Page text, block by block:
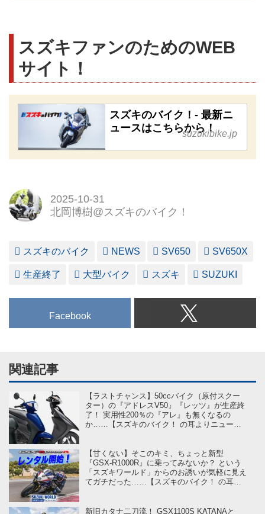
スズキファンのためのWEB
サイト！
スズキのバイク！- 最新ニ
ュースはこちらから！
suzukibike.jp
2025-10-31
北岡博樹@スズキのバイク！
スズキのバイク NEWS SV650 SV650X
生産終了 大型バイク スズキ SUZUKI
Facebook
関連記事
【ラストチャンス】50ccバイク（原付スクー
ター）の『アドレスV50』『レッツ』が生産終
了！ 実用性200％の『アレ』も無くなるの
か……【スズキのバイク！ の耳よりニュー
【甘くない】そこのキミ、ちょっと新型
『GSX-R1000R』に乗ってみないか？ という
「スズキワールド」からのお誘いが気軽に見え
てガチだった……【スズキのバイク！ の耳よ
新旧カタナ二刀流！ GSX1100S KATANAと